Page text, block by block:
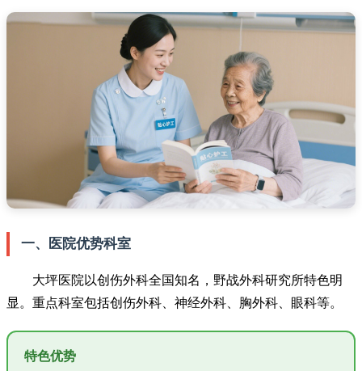
一、医院优势科室
大坪医院以创伤外科全国知名，野战外科研究所特色明
显。重点科室包括创伤外科、神经外科、胸外科、眼科等。
特色优势